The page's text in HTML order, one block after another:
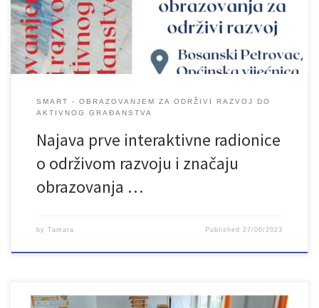
građanstva. Projekt je podržan grantom Lokalne inicijative
regionalnog projekta SMART […]
SMART - OBRAZOVANJEM ZA ODRŽIVI RAZVOJ DO
AKTIVNOG GRAĐANSTVA
Najava prve interaktivne radionice
o održivom razvoju i značaju
obrazovanja …
by Tamara Published27/06/2023